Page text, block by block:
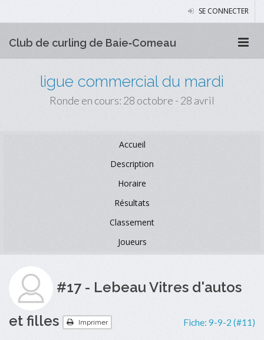
SE CONNECTER
Club de curling de Baie‑Comeau
ligue commercial du mardi
Ronde en cours: 28 octobre - 28 avril
Accueil
Description
Horaire
Résultats
Classement
Joueurs
#17 - Lebeau Vitres d'autos
et filles
Imprimer Fiche: 9-9-2 (#11)